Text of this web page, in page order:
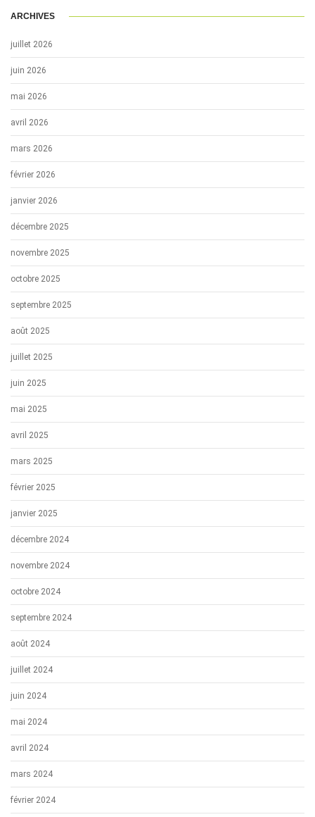
ARCHIVES
juillet 2026
juin 2026
mai 2026
avril 2026
mars 2026
février 2026
janvier 2026
décembre 2025
novembre 2025
octobre 2025
septembre 2025
août 2025
juillet 2025
juin 2025
mai 2025
avril 2025
mars 2025
février 2025
janvier 2025
décembre 2024
novembre 2024
octobre 2024
septembre 2024
août 2024
juillet 2024
juin 2024
mai 2024
avril 2024
mars 2024
février 2024